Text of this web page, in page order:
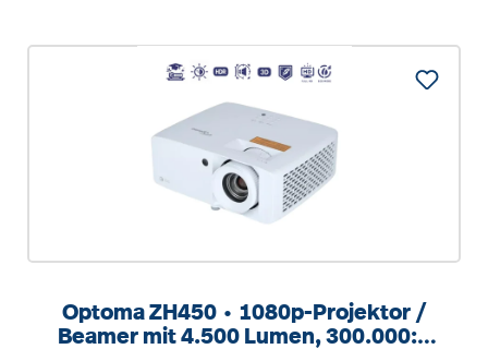
Optoma ZH450 ∙ 1080p-Projektor /
Beamer mit 4.500 Lumen, 300.000:1